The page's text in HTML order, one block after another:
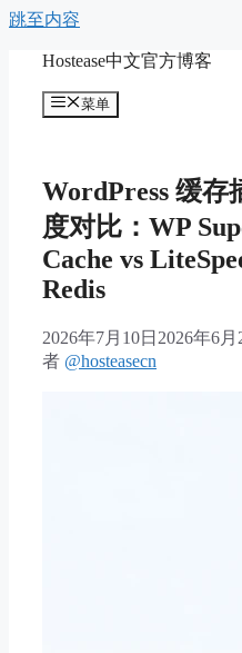
跳至内容
Hostease中文官方博客
菜单
WordPress 缓存
度对比：WP
Cache vs
Redis
2026年7月10日 2026年6月
者 @hosteasecn